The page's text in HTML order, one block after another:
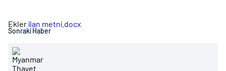
Ekler ilan metni.docx
Sonraki Haber